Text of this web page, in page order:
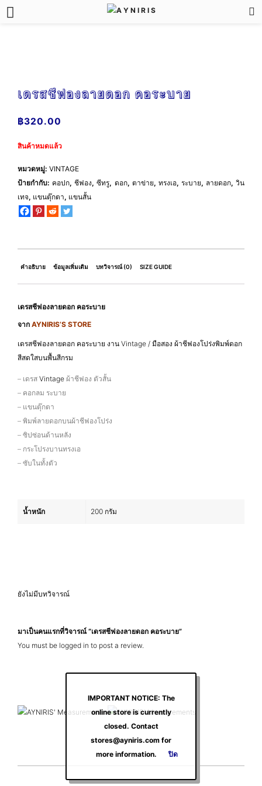
เดรสชีฟองลายดอก คอระบาย
฿320.00
สินค้าหมดแล้ว
หมวดหมู่: VINTAGE
ป้ายกำกับ: คอปก,ชีฟอง,ซีทรู, ดอก, ตาข่าย, ทรงเอ, ระบาย, ลายดอก,วิน
เทจ, แขนตุ๊กตา, แขนสั้น
คำอธิบาย ข้อมูลเพิ่มเติม บทวิจารณ์ (0) SIZE GUIDE
เดรสชีฟองลายดอก คอระบาย
จาก AYNIRIS’S STORE
เดรสชีฟองลายดอก คอระบาย งาน Vintage / มือสอง ผ้าชีฟองโปร่งพิมพ์ดอก
สีสดใสบนพื้นสีกรม
– เดรส Vintage ผ้าชีฟอง ตัวสั้น
– คอกลม ระบาย
– แขนตุ๊กตา
– พิมพ์ลายดอกบนผ้าชีฟองโปร่ง
– ซิปซ่อนด้านหลัง
– กระโปรงบานทรงเอ
– ซับในทั้งตัว
น้ำหนัก 200 กรัม
ยังไม่มีบทวิจารณ์
มาเป็นคนแรกที่วิจารณ์ “เดรสชีฟองลายดอก คอระบาย”
You must be logged in to post a review.
IMPORTANT NOTICE: The
online store is currently
closed. Contact
stores@ayniris.com for
more information.
ปิด